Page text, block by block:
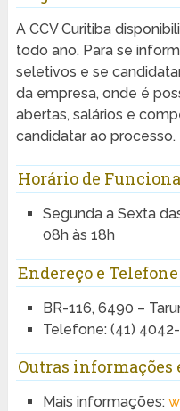
A CCV Curitiba
todo ano. Para se
seletivos e se
da empresa, onde é
abertas, salários e
candidatar ao processo.
Horário de
Segunda a Sexta
08h às 18h
Endereço e
BR-116, 6490 –
Telefone: (41)
Outras informações
Mais informações: